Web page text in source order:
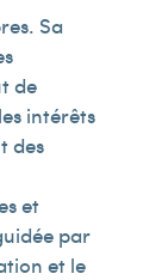
Sa
de
intérêts
des
et
par
et le